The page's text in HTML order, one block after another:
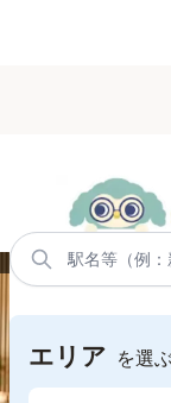
エリア を選